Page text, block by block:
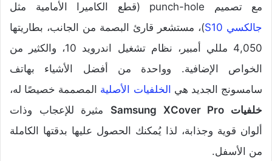
مع تصميم punch-hole (قطع الكاميرا الأمامية مثل
جالكسي S10
)، مستشعر قارئ البصمة من الجانب، بطاريتها
4,050 مللي أمبير، نظام تشغيل اندرويد 10، والكثير من
الخواص الإضافية. وواحدة من أفضل الأشياء بهاتف
سامسونج الجديد هي الخلفيات الأصلية المصممة خصيصًا له،
خلفيات Samsung XCover Pro
مثيرة للإعجاب وذات
ألوان قوية وجذابة، لذا يُمكنك الحصول عليها بدقتها الكاملة
من الأسفل.